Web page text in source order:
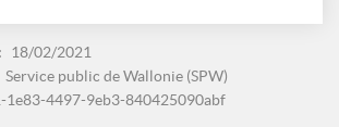
18/02/2021
Service public de Wallonie (SPW)
1e83-4497-9eb3-840425090abf